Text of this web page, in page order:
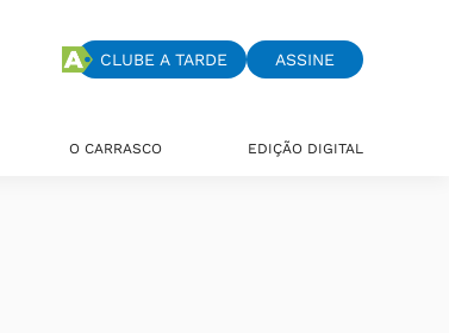
CLUBE A TARDE ASSINE
O CARRASCO EDIÇÃO DIGITAL